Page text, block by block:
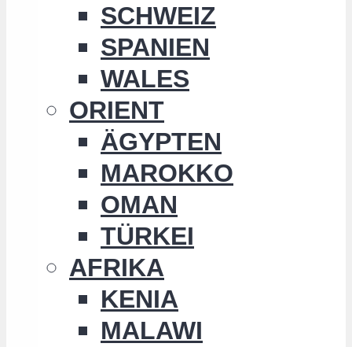
SCHWEIZ
SPANIEN
WALES
ORIENT
ÄGYPTEN
MAROKKO
OMAN
TÜRKEI
AFRIKA
KENIA
MALAWI